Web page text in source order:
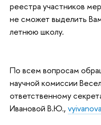
реестра участников
не сможет выделить
летнюю школу.
По всем вопросам
научной комиссии
ответственному
Ивановой В.Ю.,